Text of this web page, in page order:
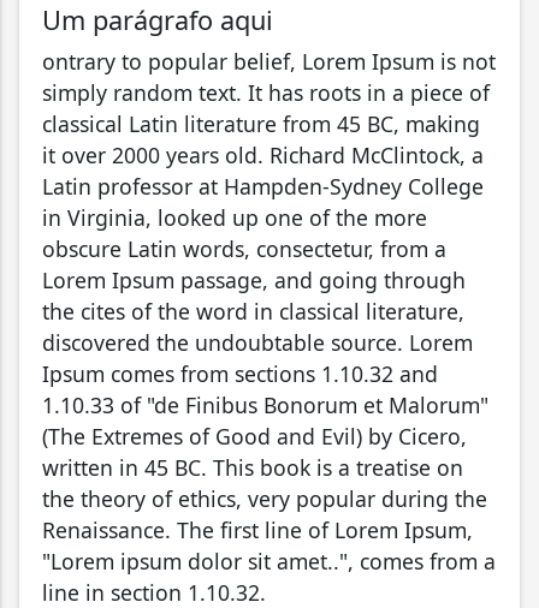
Um parágrafo aqui
ontrary to popular belief, Lorem Ipsum is not
simply random text. It has roots in a piece of
classical Latin literature from 45 BC, making
it over 2000 years old. Richard McClintock, a
Latin professor at Hampden-Sydney College
in Virginia, looked up one of the more
obscure Latin words, consectetur, from a
Lorem Ipsum passage, and going through
the cites of the word in classical literature,
discovered the undoubtable source. Lorem
Ipsum comes from sections 1.10.32 and
1.10.33 of "de Finibus Bonorum et Malorum"
(The Extremes of Good and Evil) by Cicero,
written in 45 BC. This book is a treatise on
the theory of ethics, very popular during the
Renaissance. The first line of Lorem Ipsum,
"Lorem ipsum dolor sit amet..", comes from a
line in section 1.10.32.